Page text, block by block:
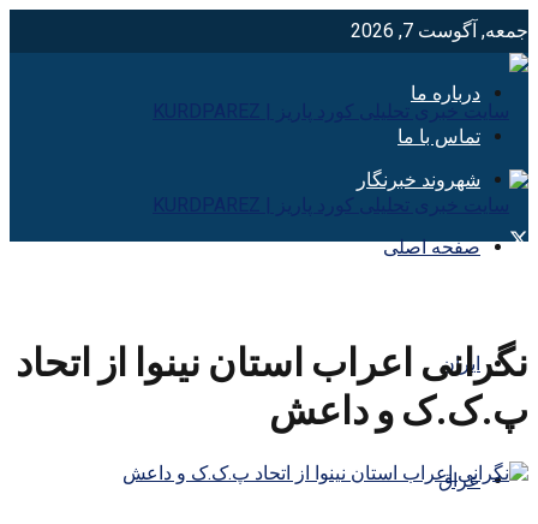
جمعه, آگوست 7, 2026
درباره ما
تماس با ما
شهروند خبرنگار
صفحه اصلی
ایران
عراق
نگرانی اعراب استان نینوا از اتحاد
پ.ک.ک و داعش